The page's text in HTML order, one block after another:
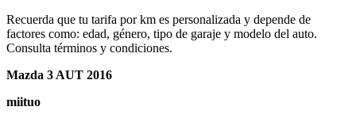
Recuerda que tu tarifa por km es personalizada y depende de
factores como: edad, género, tipo de garaje y modelo del auto.
Consulta términos y condiciones.
Mazda 3 AUT 2016
miituo